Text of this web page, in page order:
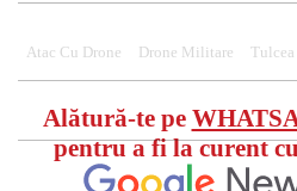
Atac Cu Drone Drone Militare Tulcea
Alătură-te pe
pentru a fi la curent